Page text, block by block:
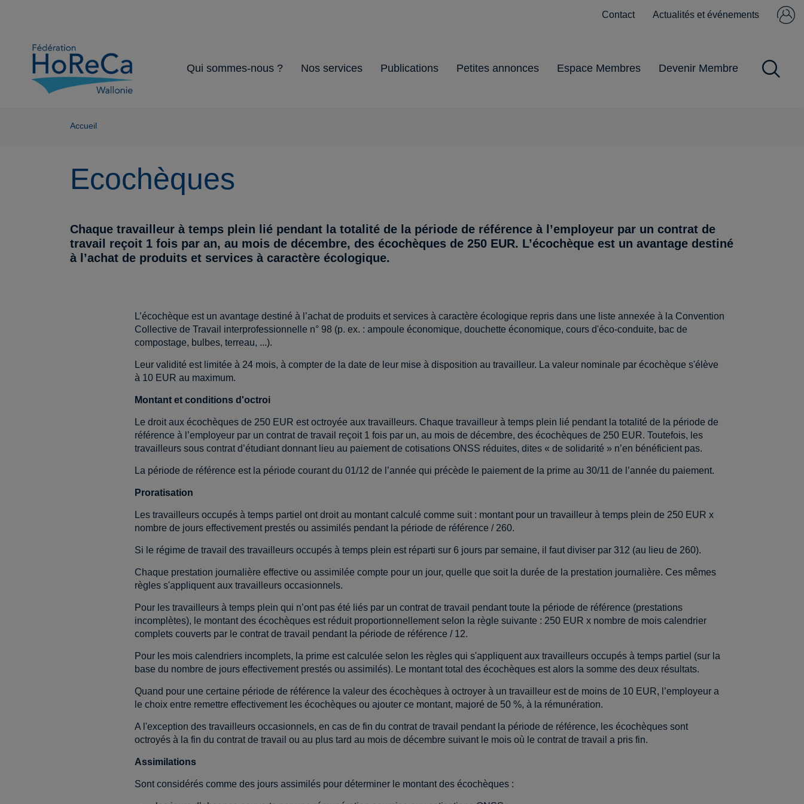
Contact Actualités et événements
Qui sommes-nous ? Nos services Publications Petites annonces Espace Membres Devenir Membre
Accueil
Ecochèques
Chaque travailleur à temps plein lié pendant la totalité de la période de référence à l’employeur par un contrat de
travail reçoit 1 fois par an, au mois de décembre, des écochèques de 250 EUR. L’écochèque est un avantage destiné
à l’achat de produits et services à caractère écologique.
L’écochèque est un avantage destiné à l’achat de produits et services à caractère écologique repris dans une liste annexée à la Convention
Collective de Travail interprofessionnelle n° 98 (p. ex. : ampoule économique, douchette économique, cours d'éco-conduite, bac de
compostage, bulbes, terreau, ...).
Leur validité est limitée à 24 mois, à compter de la date de leur mise à disposition au travailleur. La valeur nominale par écochèque s'élève
à 10 EUR au maximum.
Montant et conditions d'octroi
Le droit aux écochèques de 250 EUR est octroyée aux travailleurs. Chaque travailleur à temps plein lié pendant la totalité de la période de
référence à l’employeur par un contrat de travail reçoit 1 fois par un, au mois de décembre, des écochèques de 250 EUR. Toutefois, les
travailleurs sous contrat d’étudiant donnant lieu au paiement de cotisations ONSS réduites, dites « de solidarité » n’en bénéficient pas.
La période de référence est la période courant du 01/12 de l’année qui précède le paiement de la prime au 30/11 de l’année du paiement.
Proratisation
Les travailleurs occupés à temps partiel ont droit au montant calculé comme suit : montant pour un travailleur à temps plein de 250 EUR x
nombre de jours effectivement prestés ou assimilés pendant la période de référence / 260.
Si le régime de travail des travailleurs occupés à temps plein est réparti sur 6 jours par semaine, il faut diviser par 312 (au lieu de 260).
Chaque prestation journalière effective ou assimilée compte pour un jour, quelle que soit la durée de la prestation journalière. Ces mêmes
règles s'appliquent aux travailleurs occasionnels.
Pour les travailleurs à temps plein qui n’ont pas été liés par un contrat de travail pendant toute la période de référence (prestations
incomplètes), le montant des écochèques est réduit proportionnellement selon la règle suivante : 250 EUR x nombre de mois calendrier
complets couverts par le contrat de travail pendant la période de référence / 12.
Pour les mois calendriers incomplets, la prime est calculée selon les règles qui s'appliquent aux travailleurs occupés à temps partiel (sur la
base du nombre de jours effectivement prestés ou assimilés). Le montant total des écochèques est alors la somme des deux résultats.
Quand pour une certaine période de référence la valeur des écochèques à octroyer à un travailleur est de moins de 10 EUR, l’employeur a
le choix entre remettre effectivement les écochèques ou ajouter ce montant, majoré de 50 %, à la rémunération.
A l'exception des travailleurs occasionnels, en cas de fin du contrat de travail pendant la période de référence, les écochèques sont
octroyés à la fin du contrat de travail ou au plus tard au mois de décembre suivant le mois où le contrat de travail a pris fin.
Assimilations
Sont considérés comme des jours assimilés pour déterminer le montant des écochèques :